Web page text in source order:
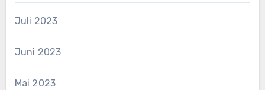
Juli 2023
Juni 2023
Mai 2023